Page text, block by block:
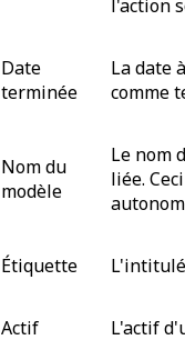
l'action
Date
terminée
La date
comme
Nom du
modèle
Le nom
liée.
Étiquette
Actif L'actif